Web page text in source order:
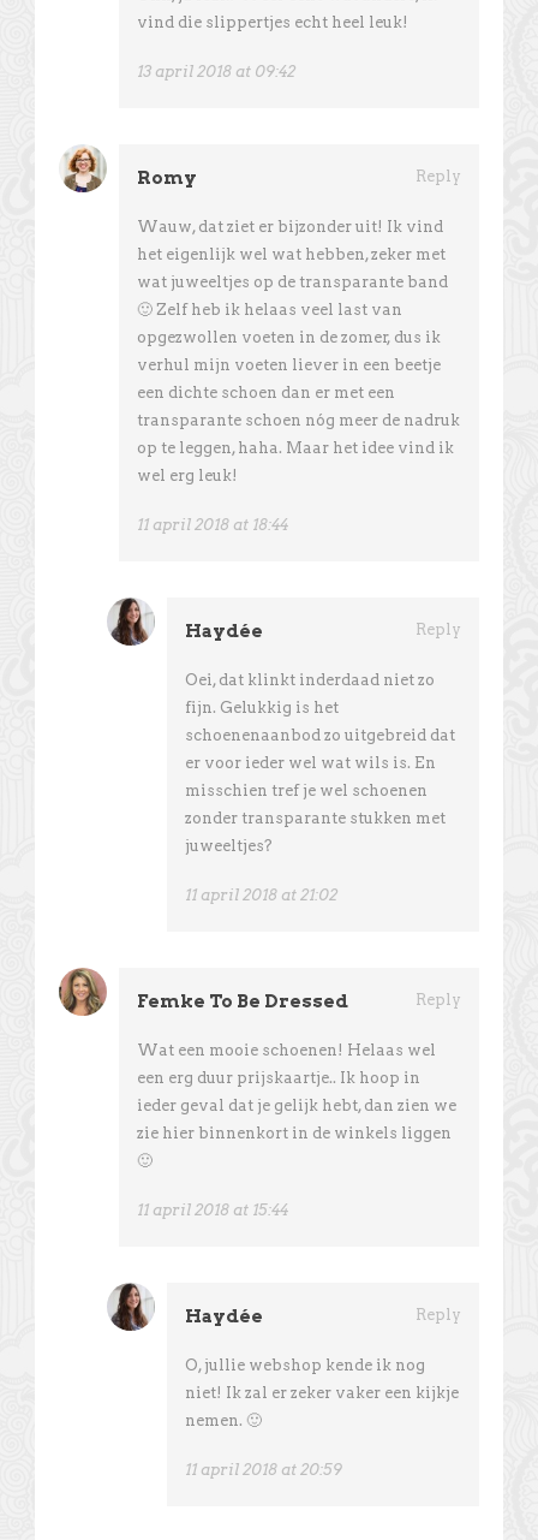
vind die slippertjes echt heel leuk!
13 april 2018 at 09:42
Romy Reply
Wauw, dat ziet er bijzonder uit! Ik vind
het eigenlijk wel wat hebben, zeker met
wat juweeltjes op de transparante band
🙂 Zelf heb ik helaas veel last van
opgezwollen voeten in de zomer, dus ik
verhul mijn voeten liever in een beetje
een dichte schoen dan er met een
transparante schoen nóg meer de nadruk
op te leggen, haha. Maar het idee vind ik
wel erg leuk!
11 april 2018 at 18:44
Haydée Reply
Oei, dat klinkt inderdaad niet zo
fijn. Gelukkig is het
schoenenaanbod zo uitgebreid dat
er voor ieder wel wat wils is. En
misschien tref je wel schoenen
zonder transparante stukken met
juweeltjes?
11 april 2018 at 21:02
Femke To Be Dressed Reply
Wat een mooie schoenen! Helaas wel
een erg duur prijskaartje.. Ik hoop in
ieder geval dat je gelijk hebt, dan zien we
zie hier binnenkort in de winkels liggen
🙂
11 april 2018 at 15:44
Haydée Reply
O, jullie webshop kende ik nog
niet! Ik zal er zeker vaker een kijkje
nemen. 🙂
11 april 2018 at 20:59